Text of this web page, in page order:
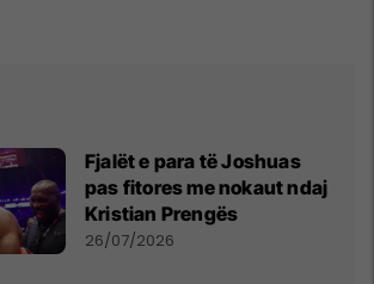
Fjalët e para të Joshuas
pas fitores me nokaut ndaj
Kristian Prengës
26/07/2026